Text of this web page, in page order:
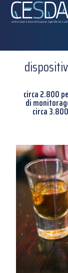
circa 2.800
di
circa